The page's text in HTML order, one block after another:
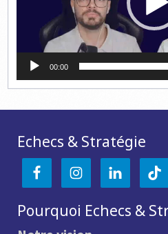
00:00
Echecs & Stratégie
Pourquoi Echecs &